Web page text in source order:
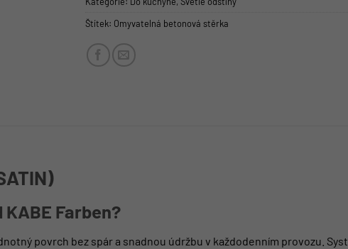
Štítek: Omyvatelná betonová stěrka
Farben?
povrch bez spár a snadnou údržbu v každodenním provozu.